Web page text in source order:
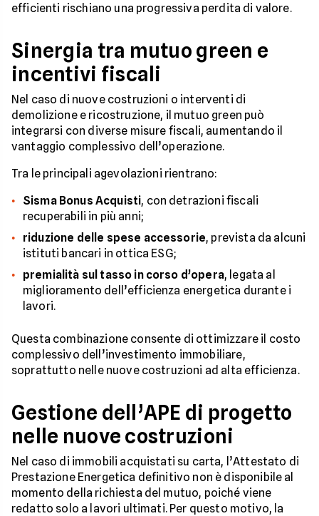
efficienti rischiano una progressiva perdita di valore.
Sinergia tra mutuo green e
incentivi fiscali
Nel caso di nuove costruzioni o interventi di
demolizione e ricostruzione, il mutuo green può
integrarsi con diverse misure fiscali, aumentando il
vantaggio complessivo dell’operazione.
Tra le principali agevolazioni rientrano:
Sisma Bonus Acquisti, con detrazioni fiscali
recuperabili in più anni;
riduzione delle spese accessorie, prevista da alcuni
istituti bancari in ottica ESG;
premialità sul tasso in corso d’opera, legata al
miglioramento dell’efficienza energetica durante i
lavori.
Questa combinazione consente di ottimizzare il costo
complessivo dell’investimento immobiliare,
soprattutto nelle nuove costruzioni ad alta efficienza.
Gestione dell’APE di progetto
nelle nuove costruzioni
Nel caso di immobili acquistati su carta, l’Attestato di
Prestazione Energetica definitivo non è disponibile al
momento della richiesta del mutuo, poiché viene
redatto solo a lavori ultimati. Per questo motivo, la